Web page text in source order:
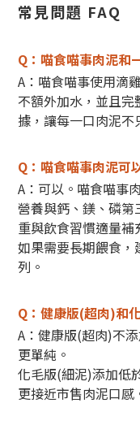
常見問題 FAQ
Q：喵食喵事肉泥和
A：喵食喵事使用滴
不額外加水，並且
據，讓每一口肉泥不
Q：喵食喵事肉泥可
A：可以。喵食喵事
營養與鈣、鎂、磷
重與飲食習慣適量補
如果需要長期餵食，
列。
Q：健康版(超肉)和
A：健康版(超肉)不
更單純。
化毛版(細泥)添加低
更接近市售肉泥口感